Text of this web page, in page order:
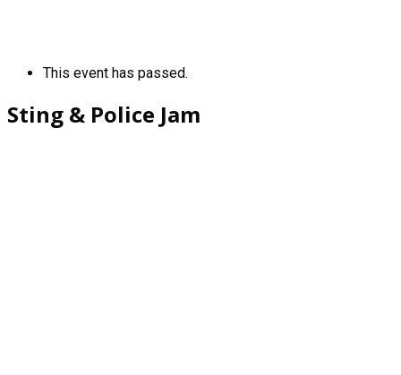
This event has passed.
Sting & Police Jam